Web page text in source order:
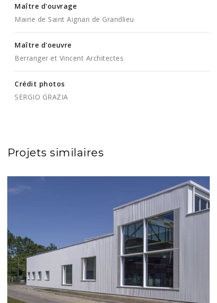
Maître d'ouvrage
Mairie de Saint Aignan de Grandlieu
Maître d'oeuvre
Berranger et Vincent Architectes
Crédit photos
SERGIO GRAZIA
Projets similaires
BUREAUX ICAM